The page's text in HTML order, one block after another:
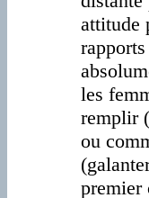
attitude
les
remplir
ou
premier